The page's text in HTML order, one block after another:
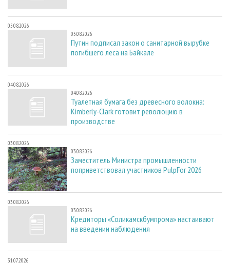
05.08.2026
05.08.2026
Путин подписал закон о санитарной вырубке
погибшего леса на Байкале
04.08.2026
04.08.2026
Туалетная бумага без древесного волокна:
Kimberly-Clark готовит революцию в
производстве
03.08.2026
03.08.2026
Заместитель Министра промышленности
поприветствовал участников PulpFor 2026
03.08.2026
03.08.2026
Кредиторы «Соликамскбумпрома» настаивают
на введении наблюдения
31.07.2026